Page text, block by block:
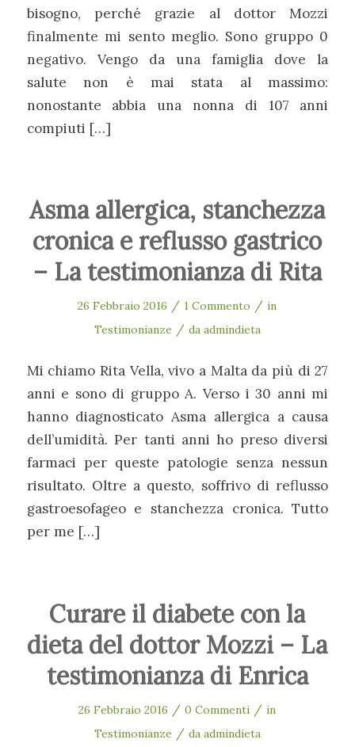
bisogno, perché grazie al dottor Mozzi
finalmente mi sento meglio. Sono gruppo 0
negativo. Vengo da una famiglia dove la
salute non è mai stata al massimo:
nonostante abbia una nonna di 107 anni
compiuti […]
Asma allergica, stanchezza
cronica e reflusso gastrico
– La testimonianza di Rita
26 Febbraio 2016 / 1 Commento / in
Testimonianze / da admindieta
Mi chiamo Rita Vella, vivo a Malta da più di 27
anni e sono di gruppo A. Verso i 30 anni mi
hanno diagnosticato Asma allergica a causa
dell’umidità. Per tanti anni ho preso diversi
farmaci per queste patologie senza nessun
risultato. Oltre a questo, soffrivo di reflusso
gastroesofageo e stanchezza cronica. Tutto
per me […]
Curare il diabete con la
dieta del dottor Mozzi – La
testimonianza di Enrica
26 Febbraio 2016 / 0 Commenti / in
Testimonianze / da admindieta